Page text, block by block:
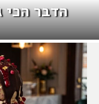
הדבר הכי